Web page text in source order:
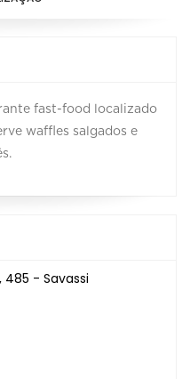
fast-food localizado
waffles salgados e
485 - Savassi